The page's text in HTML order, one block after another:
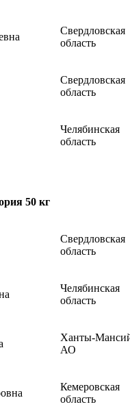
Свердловская
область
Свердловская
область
Челябинская
область
50 кг
Свердловская
область
Челябинская
область
Ханты-
АО
Кемеровская
область